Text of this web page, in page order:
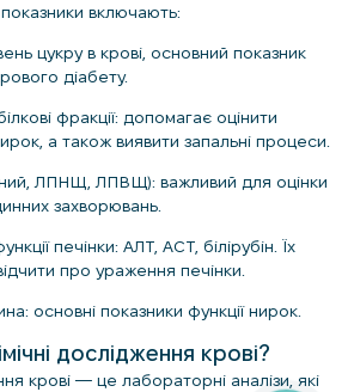
включають:
цукру в крові, основний показник
діабету.
фракції: допомагає оцінити
а також виявити запальні процеси.
ЛПНЩ, ЛПВЩ): важливий для оцінки
захворювань.
печінки: АЛТ, АСТ, білірубін. Їх
про ураження печінки.
основні показники функції нирок.
дослідження крові?
крові — це лабораторні аналізи, які